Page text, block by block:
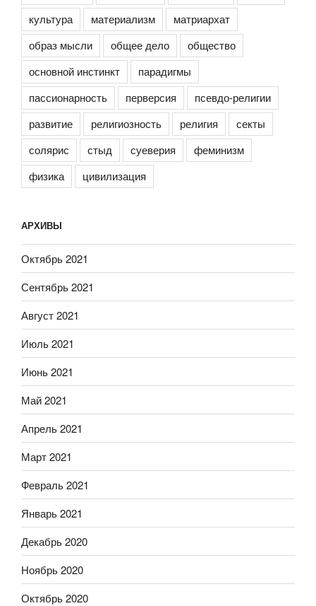
культура материализм
матриархат
образ мысли
общее дело
общество
основной инстинкт
парадигмы
пассионарность
перверсия
псевдо-религии
развитие
религиозность религия
секты
солярис
стыд суеверия
феминизм
физика
цивилизация
АРХИВЫ
Октябрь 2021
Сентябрь 2021
Август 2021
Июль 2021
Июнь 2021
Май 2021
Апрель 2021
Март 2021
Февраль 2021
Январь 2021
Декабрь 2020
Ноябрь 2020
Октябрь 2020